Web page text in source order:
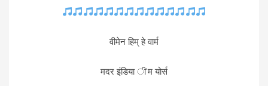
वीमेन हिम् हे वार्म
मदर इंडिया ी’म योर्स